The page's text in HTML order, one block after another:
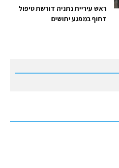
ראש עיריית נתניה דורשת טיפול
דחוף במפגע יתושים